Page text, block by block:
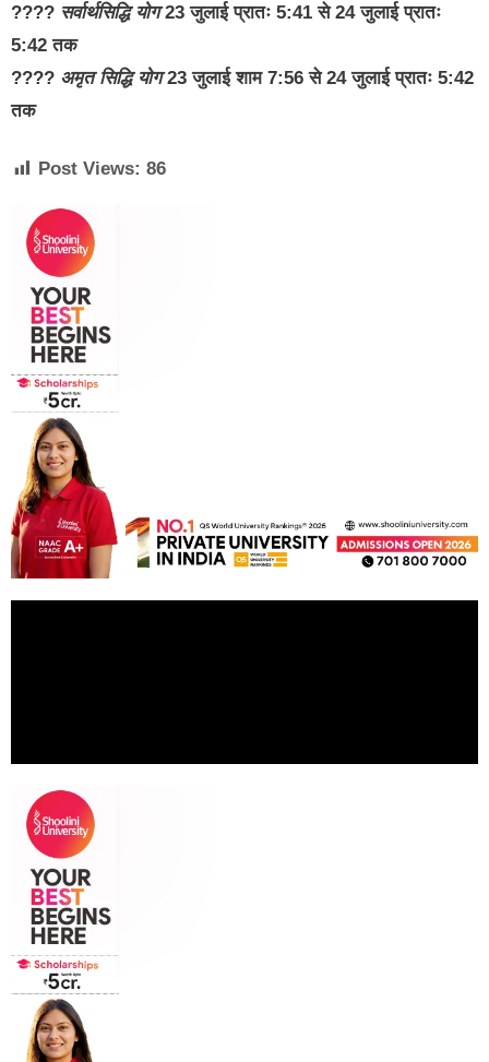
???? सर्वार्थसिद्धि योग23 जुलाई प्रातः 5:41 से 24 जुलाई प्रातः
5:42 तक
???? अमृत सिद्धि योग23 जुलाई शाम 7:56 से 24 जुलाई प्रातः 5:42
तक
Post Views: 86